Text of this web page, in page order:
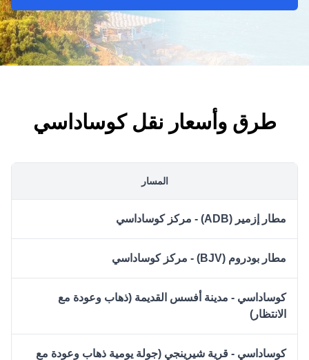
طرق وأسعار نقل كوساداسي
المسار
مطار إزمير (ADB) - مركز كوساداسي
مطار بودروم (BJV) - مركز كوساداسي
كوساداسي - مدينة أفسس القديمة (ذهاب وعودة مع
الانتظار)
كوساداسي - قرية شيرينجي (جولة يومية ذهاب وعودة مع